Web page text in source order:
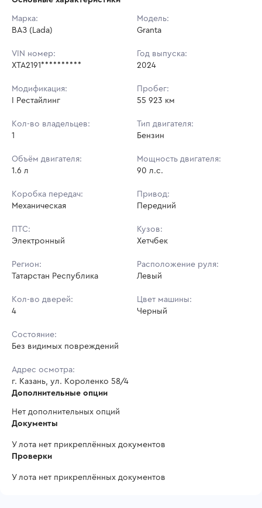
Шаг торгов: 7 910 ₽
Кол-во ставок:
Ставок не найдено
в аукционах
Марка:
ВАЗ (Lada)
Модель:
Granta
VIN номер:
XTA2191**********
Год выпуска:
2024
Модификация:
I Рестайлинг
Пробег:
55 923 км
Кол-во владельцев:
1
Тип двигателя:
Бензин
Объём двигателя:
1.6 л
Мощность двигателя:
90 л.с.
Коробка передач:
Механическая
Привод:
Передний
ПТС:
Электронный
Кузов:
Хетчбек
Регион:
Татарстан Республика
Расположение руля:
Левый
Кол-во дверей:
4
Цвет машины:
Черный
Состояние:
Без видимых повреждений
Адрес осмотра:
г. Казань, ул. Короленко 58/4
Дополнительные опции
Нет дополнительных опций
Документы
У лота нет прикреплённых документов
Проверки
У лота нет прикреплённых документов